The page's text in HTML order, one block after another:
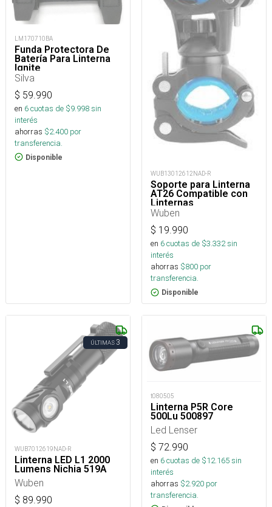
LM170710BA
Funda Protectora De
Batería Para Linterna
Ignite
Silva
$ 59.990
en 6cuotas de $9.998sin
interés
ahorras $2.400 por
transferencia.
Disponible
WUB13012612NAD-R
Soporte para Linterna
AT26 Compatible con
Linternas
Wuben
$ 19.990
en 6cuotas de $3.332sin
interés
ahorras $800 por
transferencia.
Disponible
ÚLTIMAS3
WUB7012619NAD-R
Linterna LED L1 2000
Lumens Nichia 519A
Wuben
$ 89.990
t080505
Linterna P5R Core
500Lu 500897
Led Lenser
$ 72.990
en 6cuotas de $12.165sin
interés
ahorras $2.920 por
transferencia.